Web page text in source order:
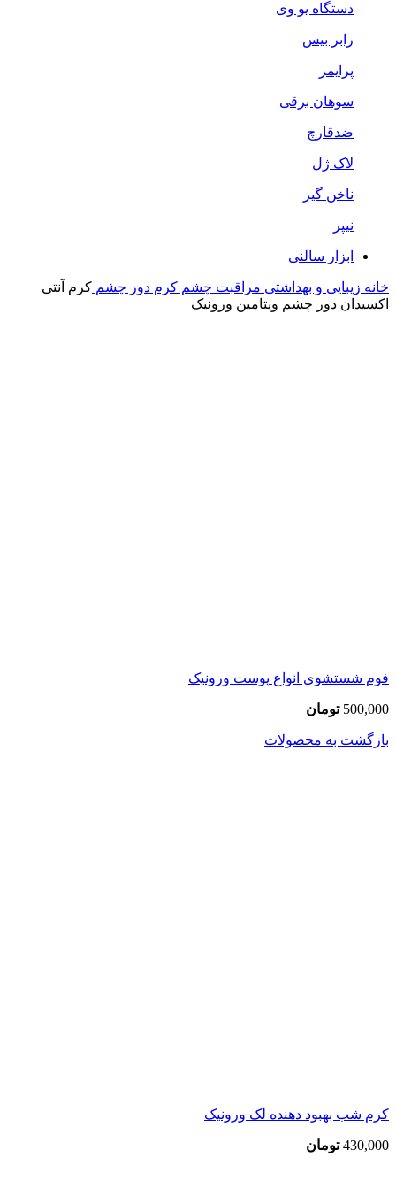
دستگاه یو وی
رابر بیس
پرایمر
سوهان برقی
ضدقارچ
لاک ژل
ناخن گیر
نیپر
ابزار سالنی
خانه زیبایی و بهداشتی مراقبت چشم کرم دور چشم کرم آنتی
اکسیدان دور چشم ویتامین ورونیک
فوم شستشوی انواع پوست ورونیک
500,000 تومان
بازگشت به محصولات
کرم شب بهبود دهنده لک ورونیک
430,000 تومان